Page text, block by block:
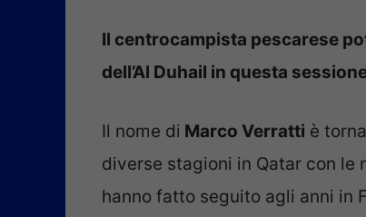
Il centrocampista pescarese
dell’Al Duhail in questa
Il nome di Marco Verratti è
diverse stagioni in Qatar con le
hanno fatto seguito agli anni in